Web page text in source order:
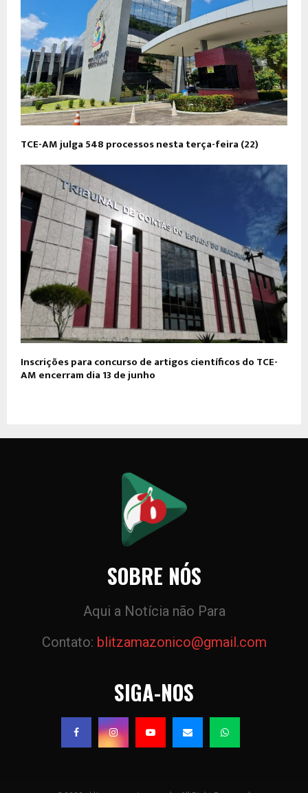
​TCE-AM julga 548 processos nesta terça-feira (22)
​Inscrições para concurso de artigos científicos do TCE-
AM encerram dia 13 de junho
SOBRE NÓS
Aqui a Notícia não Para
Contato: blitzamazonico@gmail.com
SIGA-NOS